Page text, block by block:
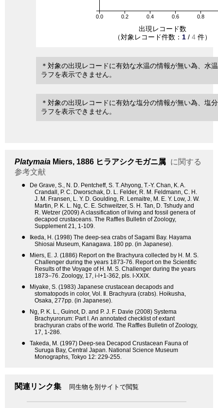
0.0 0.2 0.4 0.6 0.8
出現レコード数
（対象レコード件数： 1 / 4 件）
＊対象の出現レコードに有効な水温の情報が無い為、水
ラフを表示できません。
＊対象の出現レコードに有効な塩分の情報が無い為、塩
ラフを表示できません。
Platymaia Miers, 1886 ヒラアシクモガニ属 に関する
参考文献
●
De Grave, S., N. D. Pentcheff, S. T. Ahyong, T.-Y. Chan, K. A.
Crandall, P. C. Dworschak, D. L. Felder, R. M. Feldmann, C. H.
J. M. Fransen, L. Y. D. Goulding, R. Lemaitre, M. E. Y. Low, J. W.
Martin, P. K. L. Ng, C. E. Schweitzer, S. H. Tan, D. Tshudy and
R. Wetzer (2009) A classification of living and fossil genera of
decapod crustaceans. The Raffles Bulletin of Zoology,
Supplement 21, 1-109.
●
Ikeda, H. (1998) The deep-sea crabs of Sagami Bay. Hayama
Shiosai Museum, Kanagawa. 180 pp. (in Japanese).
●
Miers, E. J. (1886) Report on the Brachyura collected by H. M. S.
Challenger during the years 1873-76. Report on the Scientific
Results of the Voyage of H. M. S. Challenger during the years
1873–76. Zoology, 17, i-l+1-362, pls. I-XXIX.
●
Miyake, S. (1983) Japanese crustacean decapods and
stomatopods in color, Vol. Ⅱ. Brachyura (crabs). Hoikusha,
Osaka, 277pp. (in Japanese).
●
Ng, P. K. L., Guinot, D. and P. J. F. Davie (2008) Systema
Brachyurorum: Part I. An annotated checklist of extant
brachyuran crabs of the world. The Raffles Bulletin of Zoology,
17, 1-286.
●
Takeda, M. (1997) Deep-sea Decapod Crustacean Fauna of
Suruga Bay, Central Japan. National Science Museum
Monographs, Tokyo 12: 229-255.
関連リンク集 同生物を別サイトで閲覧